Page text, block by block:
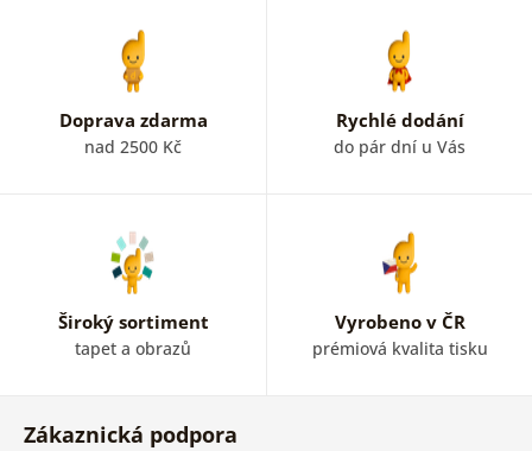
sezónním motivem. Můžete být trendy během celého
Navíc obrazy na plátně jsou tvořeny naší
šikovnou grafickou designérkou.
Takže je nenajdete
nikde jinde. Jsou jedinečné a unikátní. Zkombinujte
interiérové ​​doplňky s obrazem podle charakteru ročního
Doprava zdarma
nad 2500 Kč
Rychlé dodání
do pár dní u Vás
Široký sortiment
tapet a obrazů
Vyrobeno v ČR
prémiová kvalita tisku
Zákaznická podpora